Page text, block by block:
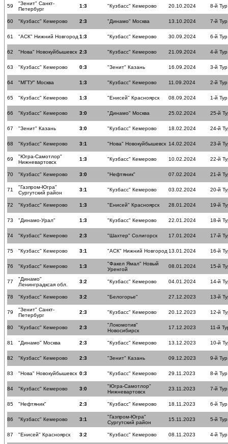
59
"Зенит" Санкт-
Петербург
1:3 "Кузбасс" Кемерово 20.10.2024 8-й Тур
60 "Кузбасс" Кемерово 2:3 "Динамо" Москва 13.10.2024 7-й Тур
61 "АСК" Нижний Новгород 1:3 "Кузбасс" Кемерово 30.09.2024 6-й Тур
62 "Нова" Новокуйбышевск 2:3 "Кузбасс" Кемерово 21.09.2024 4-й Тур
63 "Кузбасс" Кемерово 0:3 "Зенит" Казань 16.09.2024 3-й Тур
64 "МГТУ" Москва 1:3 "Кузбасс" Кемерово 11.09.2024 2-й Тур
65 "Кузбасс" Кемерово 1:3 "Енисей" Красноярск 08.09.2024 1-й Тур
66 "Кузбасс" Кемерово 3:0 "Динамо" Москва 25.02.2024 25-й
67 "Зенит" Казань 3:0 "Кузбасс" Кемерово 18.02.2024 24-й
68 "Кузбасс" Кемерово 3:1 "Нова" Новокуйбышевск 14.02.2024 23-й
69
"Югра-Самотлор"
Нижневартовск
1:3 "Кузбасс" Кемерово 10.02.2024 22-й
70 "Кузбасс" Кемерово 3:0 "Нефтяник" 07.02.2024 21-й
71
"Газпром-Югра"
Сургутский район
3:1 "Кузбасс" Кемерово 03.02.2024 20-й
72 "Кузбасс" Кемерово 1:3 "Енисей" Красноярск 28.01.2024 19-й
73 "Динамо-Урал" 1:3 "Кузбасс" Кемерово 22.01.2024 18-й
74 "Кузбасс" Кемерово 2:3 "Шахтер" Солигорск 17.01.2024 17-й
75 "Кузбасс" Кемерово 3:1 "АСК" Нижний Новгород 13.01.2024 16-й
76 "Кузбасс" Кемерово 1:3
"Факел Ямал" Новый
Уренгой
08.01.2024 15-й
77
"Динамо"
Ленинградксая обл.
3:2 "Кузбасс" Кемерово 04.01.2024 14-й
78 "Кузбасс" Кемерово 3:2 "Белогорье" 27.12.2023 13-й
79
"Зенит" Санкт-
Петербург
2:3 "Кузбасс" Кемерово 20.12.2023 12-й
80 "Кузбасс" Кемерово 2:3
"Локомотив"
Новосибирск
17.12.2023 11-й
81 "Динамо" Москва 2:3 "Кузбасс" Кемерово 13.12.2023 10-й
82 "Кузбасс" Кемерово 2:3 "Зенит" Казань 09.12.2023 9-й Тур
83 "Нова" Новокуйбышевск 0:3 "Кузбасс" Кемерово 29.11.2023 8-й Тур
84 "Кузбасс" Кемерово 3:0
"Югра-Самотлор"
Нижневартовск
23.11.2023 7-й Тур
85 "Нефтяник" 2:3 "Кузбасс" Кемерово 18.11.2023 6-й Тур
86 "Кузбасс" Кемерово 3:1
"Газпром-Югра"
Сургутский район
15.11.2023 5-й Тур
87 "Енисей" Красноярск 3:2 "Кузбасс" Кемерово 08.11.2023 4-й Тур